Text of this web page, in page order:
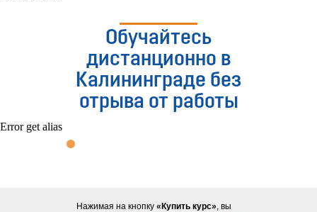
Обучайтесь
дистанционно в
Калининграде без
отрыва от работы
Error get alias
Нажимая на кнопку «Купить курс», вы